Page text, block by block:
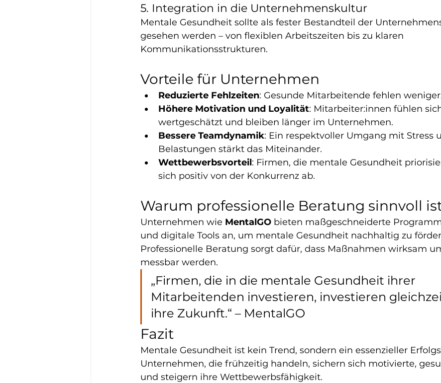
5. Integration in die Unternehmenskultur
Mentale Gesundheit sollte als fester Bestandteil der
gesehen werden – von flexiblen Arbeitszeiten bis zu klaren
Kommunikationsstrukturen.
Vorteile für Unternehmen
Reduzierte Fehlzeiten: Gesunde Mitarbeitende fehlen
Höhere Motivation und Loyalität: Mitarbeiter:innen fühlen
wertgeschätzt und bleiben länger im Unternehmen.
Bessere Teamdynamik: Ein respektvoller Umgang mit Stress
Belastungen stärkt das Miteinander.
Wettbewerbsvorteil: Firmen, die mentale Gesundheit
sich positiv von der Konkurrenz ab.
Warum professionelle Beratung sinnvoll
Unternehmen wie MentalGO bieten maßgeschneiderte
und digitale Tools an, um mentale Gesundheit nachhaltig zu
Professionelle Beratung sorgt dafür, dass Maßnahmen wirksam
messbar werden.
„Firmen, die in die mentale Gesundheit ihrer
Mitarbeitenden investieren, investieren
ihre Zukunft.“ – MentalGO
Fazit
Mentale Gesundheit ist kein Trend, sondern ein essenzieller
Unternehmen, die frühzeitig handeln, sichern sich motivierte,
und steigern ihre Wettbewerbsfähigkeit.